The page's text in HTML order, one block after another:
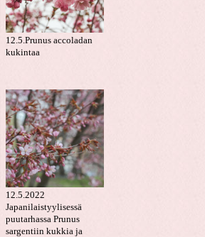
12.5.Prunus accoladan
kukintaa
12.5.2022
Japanilaistyylisessä
puutarhassa Prunus
sargentiin kukkia ja